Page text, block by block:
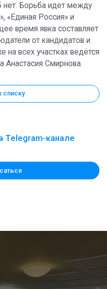
нет. Борьба идет между
«Единая Россия» и
время явка составляет
от кандидатов и
на всех участках ведётся
Анастасия Смирнова.
списку
Telegram-канале